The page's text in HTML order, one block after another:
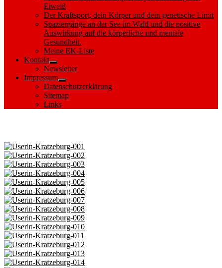
Eiweiß
Der Kraftsport, dein Körper und dein genetische Limit
Spaziergänge an der See im Wald und die positive
Auswirkung auf die körperliche und mentale
Gesundheit.
Meine EK-Liste
Kontakt
Show
sub
menu
Newsletter
Impressum
Show
sub
menu
Datenschutzerklärung
Sitemap
Links